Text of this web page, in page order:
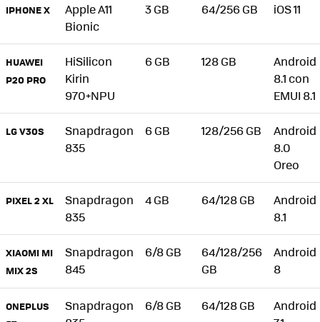
IPHONE X
Apple A11
Bionic
3 GB 64/256 GB iOS 11
HUAWEI
P20 PRO
HiSilicon
Kirin
970+NPU
6 GB 128 GB
Android
8.1 con
EMUI 8.1
LG V30S
Snapdragon
835
6 GB 128/256 GB
Android
8.0
Oreo
PIXEL 2 XL
Snapdragon
835
4 GB 64/128 GB
Android
8.1
XIAOMI MI
MIX 2S
Snapdragon
845
6/8 GB
64/128/256
GB
Android
8
ONEPLUS
Snapdragon
6/8 GB 64/128 GB
Android